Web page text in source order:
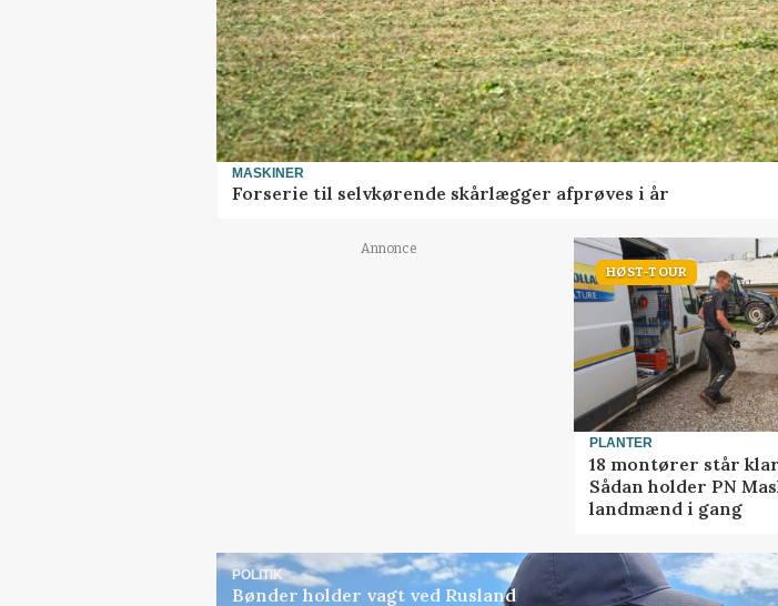
MASKINER
Forserie til selvkørende skårlægger afprøves i år
Annonce
HØST-TOUR
PLANTER
18 montører står
Sådan holder PN
landmænd i gang
POLITIK
Bønder holder vagt ved Rusland